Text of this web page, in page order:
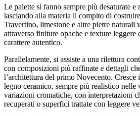
Le palette si fanno sempre più desaturate e
lasciando alla materia il compito di
Travertino, limestone e altre pietre naturali
attraverso finiture opache e texture leggere
carattere autentico.
Parallelamente, si assiste a una rilettura
con composizioni più raffinate e dettagli
l’architettura del primo Novecento. Cresce
legno ceramico, sempre più realistico nelle
variazioni cromatiche, con interpretazioni
recuperati o superfici trattate con leggere